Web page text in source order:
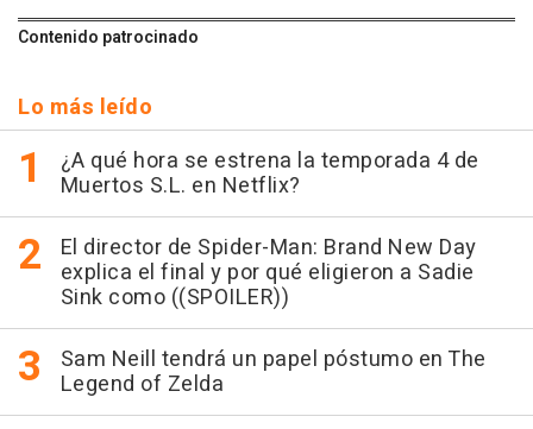
Contenido patrocinado
Lo más leído
¿A qué hora se estrena la temporada 4 de
Muertos S.L. en Netflix?
El director de Spider-Man: Brand New Day
explica el final y por qué eligieron a Sadie
Sink como ((SPOILER))
Sam Neill tendrá un papel póstumo en The
Legend of Zelda